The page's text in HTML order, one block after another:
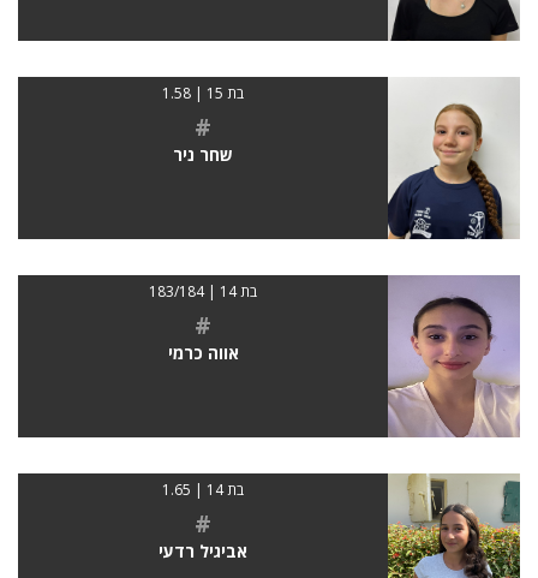
בת 15 | 1.58
#
שחר ניר
בת 14 | 183/184
#
אווה כרמי
בת 14 | 1.65
#
אביגיל רדעי